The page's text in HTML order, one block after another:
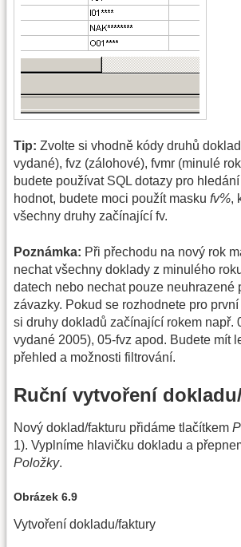
Tip: Zvolte si vhodně kódy druhů
vydané), fvz (zálohové), fvmr (minulé
budete používat SQL dotazy pro
hodnot, budete moci použít masku fv%,
všechny druhy začínající fv.
Poznámka: Při přechodu na nový rok
nechat všechny doklady z minulého
datech nebo nechat pouze neuhrazené
závazky. Pokud se rozhodnete pro
si druhy dokladů začínající rokem např.
vydané 2005), 05-fvz apod. Budete mít
přehled a možnosti filtrování.
Ruční vytvoření
Nový doklad/fakturu přidáme tlačítkem
1). Vyplníme hlavičku dokladu a
Položky.
Obrázek 6.9
Vytvoření dokladu/faktury